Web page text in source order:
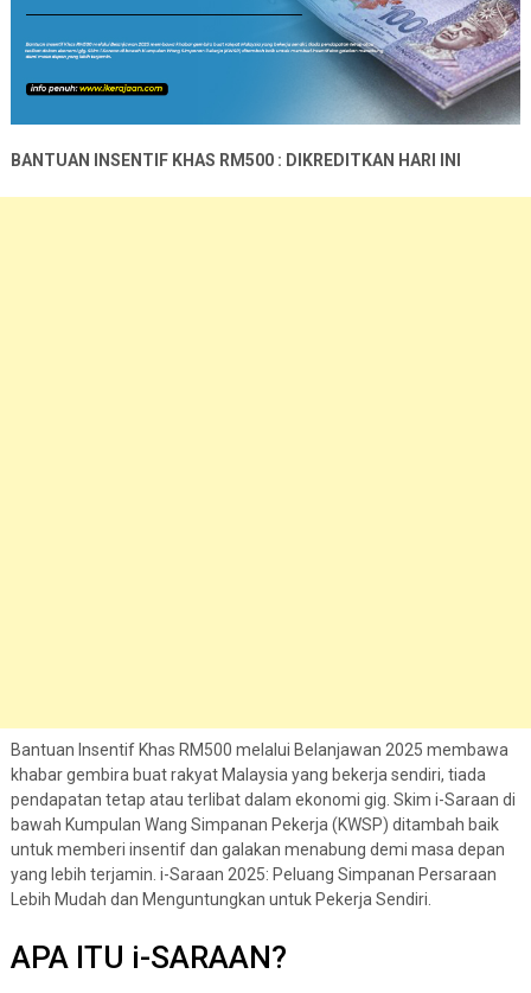
BANTUAN INSENTIF KHAS RM500 : DIKREDITKAN HARI INI
Bantuan Insentif Khas RM500 melalui Belanjawan 2025 membawa
khabar gembira buat rakyat Malaysia yang bekerja sendiri, tiada
pendapatan tetap atau terlibat dalam ekonomi gig. Skim i-Saraan di
bawah Kumpulan Wang Simpanan Pekerja (KWSP) ditambah baik
untuk memberi insentif dan galakan menabung demi masa depan
yang lebih terjamin. i-Saraan 2025: Peluang Simpanan Persaraan
Lebih Mudah dan Menguntungkan untuk Pekerja Sendiri.
APA ITU i-SARAAN?